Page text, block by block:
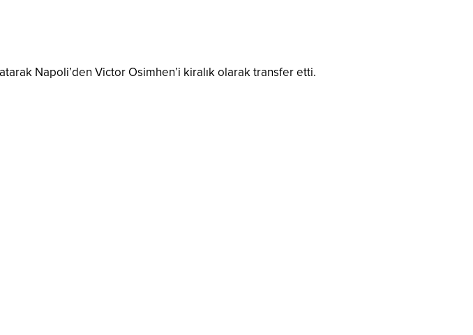
Napoli’den Victor Osimhen’i kiralık olarak transfer etti.